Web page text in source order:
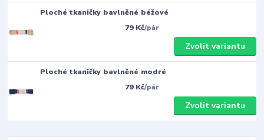
Ploché tkaničky bavlněné béžové
79 Kč/pár
Zvolit variantu
Ploché tkaničky bavlněné modré
79 Kč/pár
Zvolit variantu